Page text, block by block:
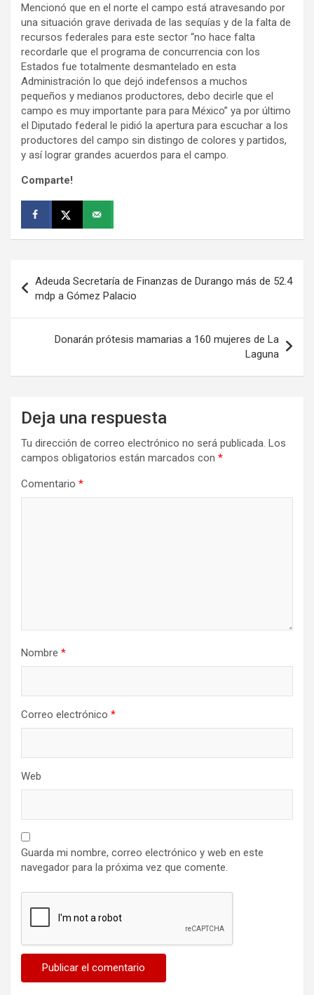
Mencionó que en el norte el campo está atravesando por
una situación grave derivada de las sequías y de la falta de
recursos federales para este sector “no hace falta
recordarle que el programa de concurrencia con los
Estados fue totalmente desmantelado en esta
Administración lo que dejó indefensos a muchos
pequeños y medianos productores, debo decirle que el
campo es muy importante para para México” ya por último
el Diputado federal le pidió la apertura para escuchar a los
productores del campo sin distingo de colores y partidos,
y así lograr grandes acuerdos para el campo.
Comparte!
de
entradas
Adeuda Secretaría de Finanzas de Durango más de 52.4
mdp a Gómez Palacio
Donarán prótesis mamarias a 160 mujeres de La
Laguna
Deja una respuesta
Tu dirección de correo electrónico no será publicada. Los
campos obligatorios están marcados con *
Comentario *
Nombre *
Correo electrónico *
Web
Guarda mi nombre, correo electrónico y web en este
navegador para la próxima vez que comente.